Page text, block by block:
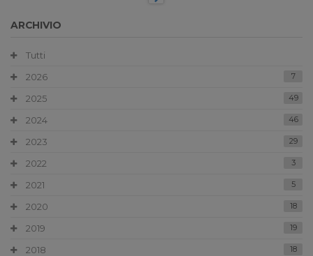
ARCHIVIO
Tutti
2026
7
2025 49
2024 46
2023 29
2022 3
2021 5
2020 18
2019 19
2018 18